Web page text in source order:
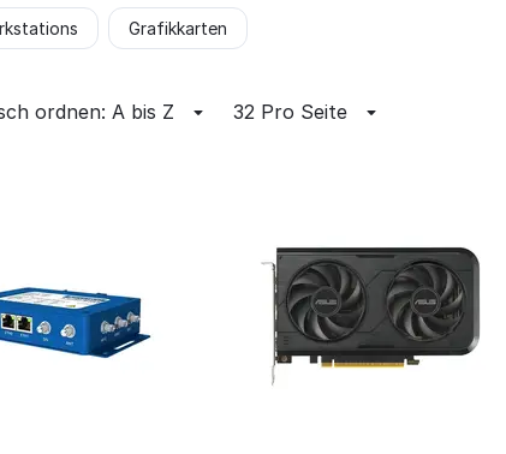
Grafikkarten
ordnen: A bis Z 32 Pro Seite